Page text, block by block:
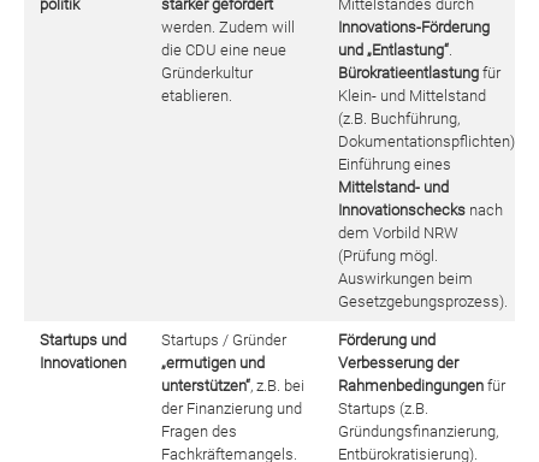
politik
stärker gefördert
werden. Zudem will
die CDU eine neue
Gründerkultur
etablieren.
Mittelstandes durch
Innovations-Förderung
und „Entlastung“.
Bürokratieentlastungfür
Klein- und Mittelstand
(z.B. Buchführung,
Dokumentationspflichten)
Einführung eines
Mittelstand- und
Innovationschecksnach
dem Vorbild NRW
(Prüfung mögl.
Auswirkungen beim
Gesetzgebungsprozess).
Startups und
Innovationen
Startups / Gründer
„ermutigen und
unterstützen“, z.B. bei
der Finanzierung und
Fragen des
Fachkräftemangels.
Förderung und
Verbesserung der
Rahmenbedingungenfür
Startups (z.B.
Gründungsfinanzierung,
Entbürokratisierung).